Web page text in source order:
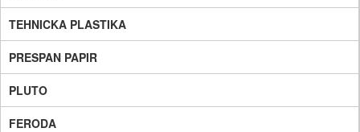
TEHNICKA PLASTIKA
PRESPAN PAPIR
PLUTO
FERODA